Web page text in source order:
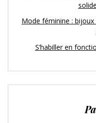
Mode féminine :
S’habiller en